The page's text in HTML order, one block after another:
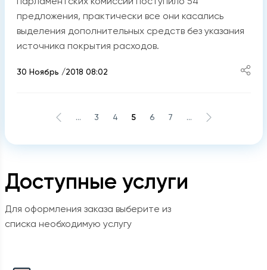
Доступные услуги
Для оформления заказа выберите из
списка необходимую услугу
предложения, практически все они касались
выделения дополнительных средств без указания
источника покрытия расходов.
30 Ноябрь /2018 08:02
... 3 4 5 6 7 ...